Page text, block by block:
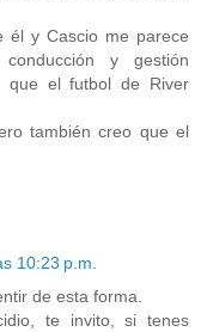
él y Cascio me parece
y gestión
que el futbol de River
también creo que el
10:23 p.m.
de esta forma.
te invito, si tenes